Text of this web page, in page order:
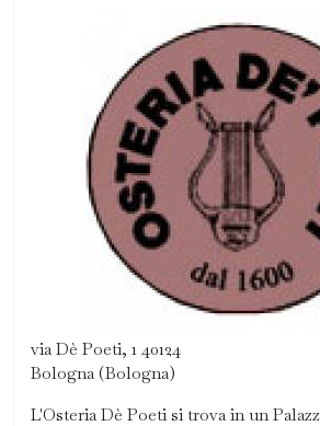
via Dè Poeti, 1 40124
Bologna (Bologna)
L'Osteria Dè Poeti si trova in un